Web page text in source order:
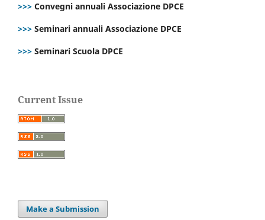
>>> Convegni annuali Associazione DPCE
>>> Seminari annuali Associazione DPCE
>>> Seminari Scuola DPCE
Current Issue
Make a Submission